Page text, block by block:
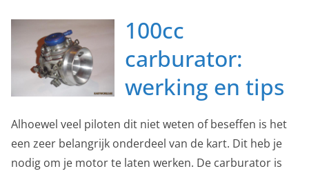
100cc
carburator:
werking en tips
Alhoewel veel piloten dit niet weten of beseffen is het
een zeer belangrijk onderdeel van de kart. Dit heb je
nodig om je motor te laten werken. De carburator is